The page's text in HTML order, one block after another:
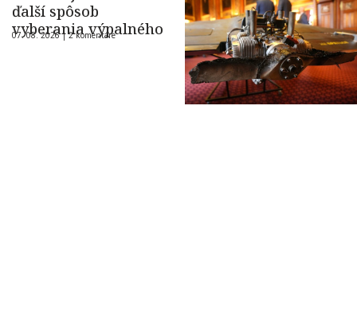
ďalší spôsob
vyberania výpalného
07. 08. 2026 |2 komentáre